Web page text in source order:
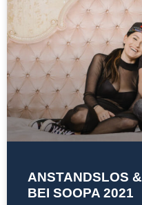
ANSTANDSLOS
BEI SOOPA 2021